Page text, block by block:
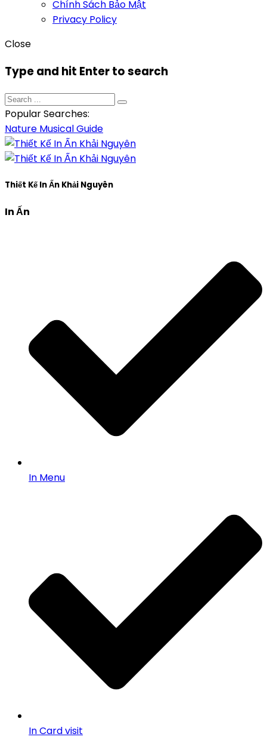
Chính Sách Bảo Mật
Privacy Policy
Close
Type and hit Enter to search
Popular Searches:
Nature MusicalGuide
Thiết Kế In Ấn Khải Nguyên
In Ấn
In Menu
In Card visit